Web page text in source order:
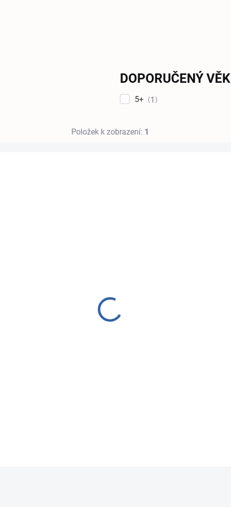
DOPORUČENÝ VĚK
5+ 1
Položek k zobrazení: 1